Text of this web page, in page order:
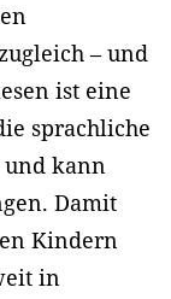
– und
ist eine
sprachliche
kann
Damit
Kindern
in